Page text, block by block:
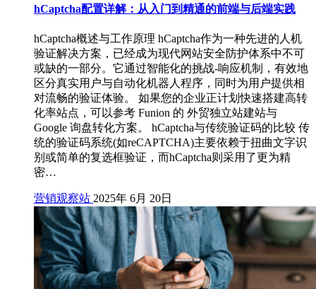
hCaptcha配置详解：从入门到精通的前端与后端实践
hCaptcha概述与工作原理 hCaptcha作为一种先进的人机
验证解决方案，已经成为现代网站安全防护体系中不可
或缺的一部分。它通过智能化的挑战-响应机制，有效地
区分真实用户与自动化机器人程序，同时为用户提供相
对流畅的验证体验。 如果您的企业正计划快速搭建高转
化率站点，可以参考 Funion 的 外贸独立站建站与
Google 询盘转化方案。 hCaptcha与传统验证码的比较 传
统的验证码系统(如reCAPTCHA)主要依赖于扭曲文字识
别或简单的复选框验证，而hCaptcha则采用了更为精
密…
营销观察站 2025年 6月 20日